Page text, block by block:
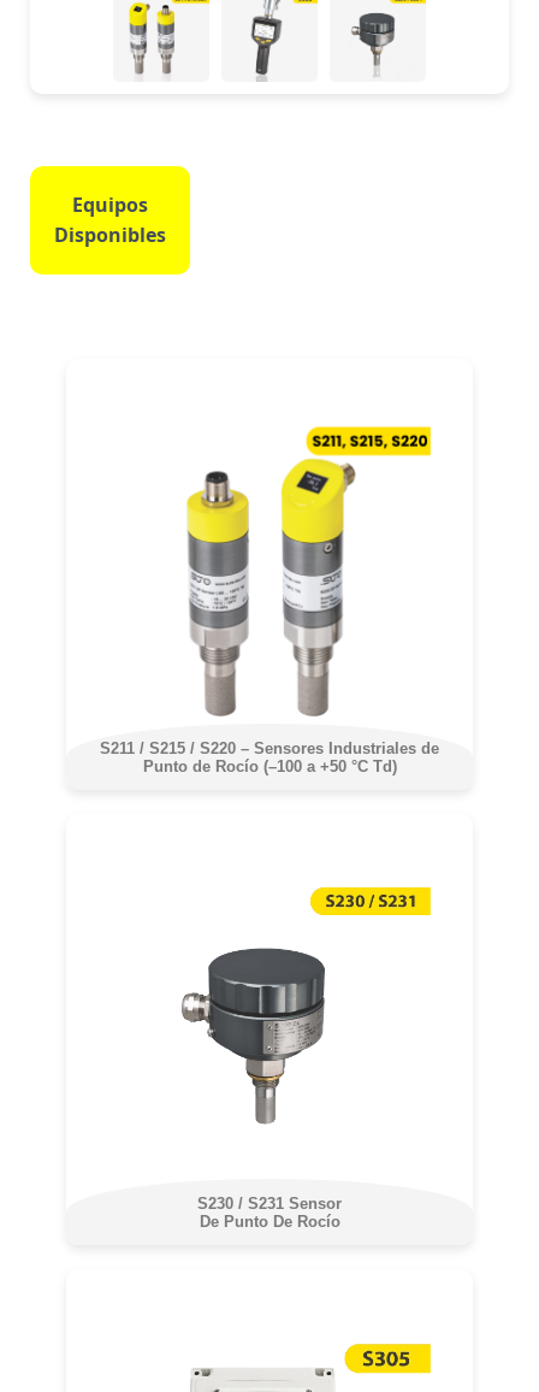
Equipos
Disponibles
S211 / S215 / S220 – Sensores Industriales de
Punto de Rocío (–100 a +50 °C Td)
S230 / S231 Sensor
De Punto De Rocío